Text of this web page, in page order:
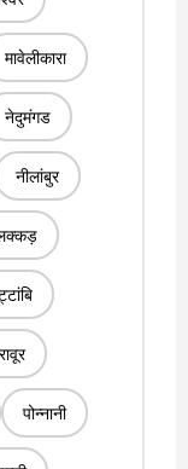
मावेलीकारा
नेदुमंगड
नीलांबुर
पोन्नानी